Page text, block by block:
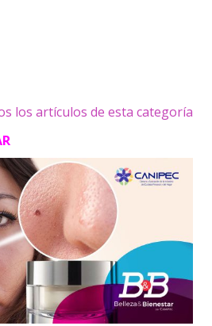
los artículos de esta categoría